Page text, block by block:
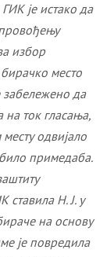
је истако да
избор
место
забележено да
на ток гласања,
одвијало
примедаба.
Н. Ј. у
на основу
је повредила